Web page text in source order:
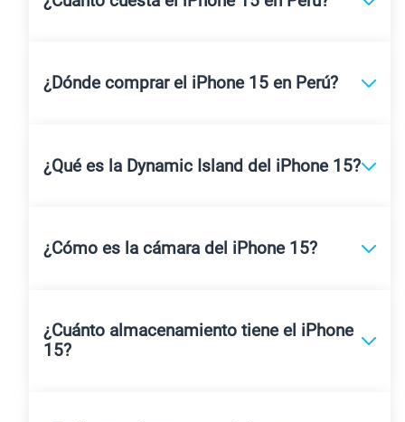
¿Dónde comprar el iPhone 15 en Perú?
¿Qué es la Dynamic Island del iPhone 15?
¿Cómo es la cámara del iPhone 15?
¿Cuánto almacenamiento tiene el iPhone
15?